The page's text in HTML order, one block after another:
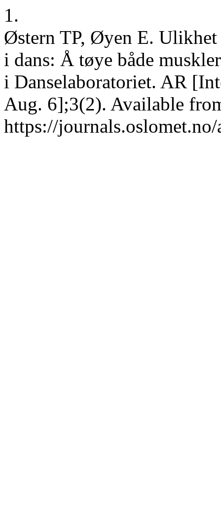
1.
Østern TP, Øyen E.
i dans: Å tøye både
i Danselaboratoriet. AR
Aug. 6];3(2). Available
https://